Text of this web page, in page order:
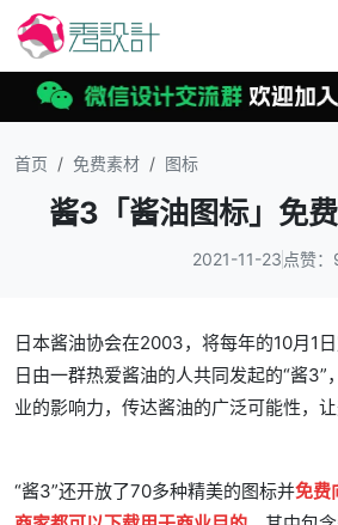
首页 免费素材 图标
酱3「酱油图标」免
2021-11-23 点赞：
日本酱油协会在2003，将每年的10月1
日由一群热爱酱油的人共同发起的“酱3”
业的影响力，传达酱油的广泛可能性，让
“酱3”还开放了70多种精美的图标并免费